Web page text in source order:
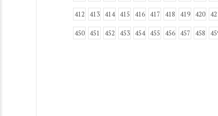
412 413 414 415 416 417 418 419 420
450 451 452 453 454 455 456 457 458